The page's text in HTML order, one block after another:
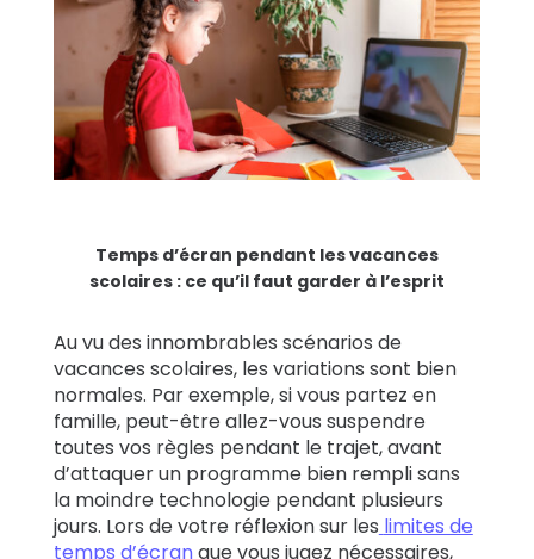
Temps d’écran pendant les vacances
scolaires : ce qu’il faut garder à l’esprit
Au vu des innombrables scénarios de
vacances scolaires, les variations sont bien
normales. Par exemple, si vous partez en
famille, peut-être allez-vous suspendre
toutes vos règles pendant le trajet, avant
d’attaquer un programme bien rempli sans
la moindre technologie pendant plusieurs
jours. Lors de votre réflexion sur les limites de
temps d’écran que vous jugez nécessaires,